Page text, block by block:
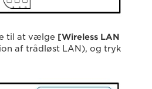
til at vælge [Wireless LAN
af trådløst LAN), og tryk